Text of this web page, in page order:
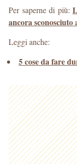
Per saperne di più:
ancora
Leggi anche:
5 cose da fare